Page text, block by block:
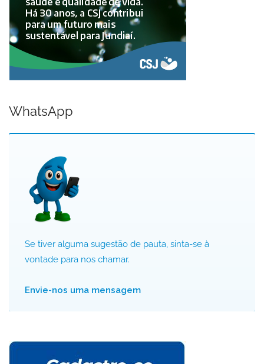
WhatsApp
Se tiver alguma sugestão de pauta, sinta-se à
vontade para nos chamar.
Envie-nos uma mensagem